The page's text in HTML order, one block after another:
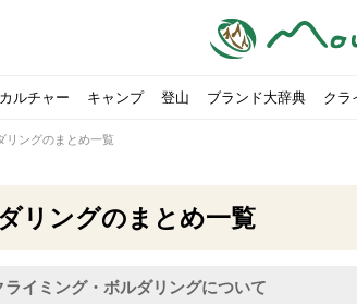
カルチャー キャンプ 登山 ブランド大辞典 クラ
リングのまとめ一覧
リングのまとめ一覧
ライミング・ボルダリングについて